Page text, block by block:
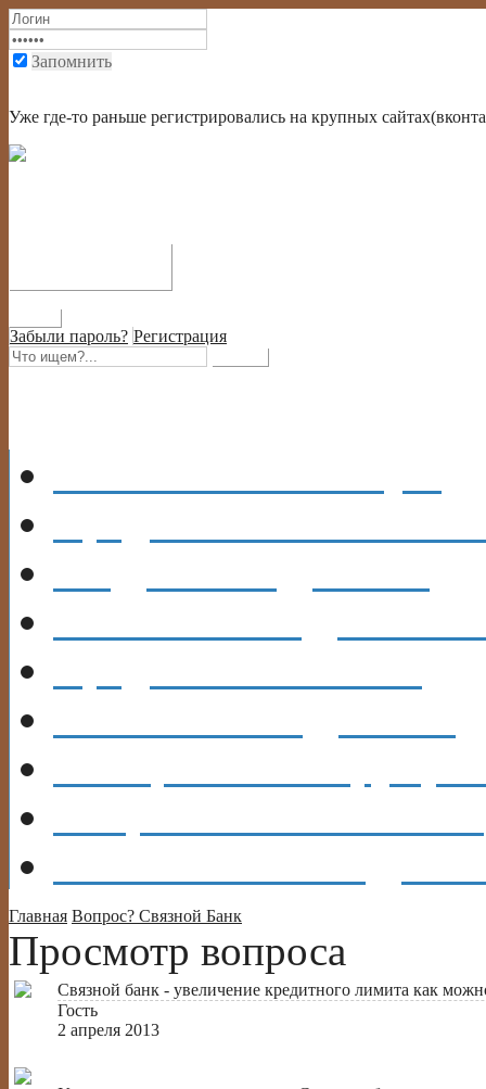
Запомнить
Уже где-то раньше регистрировались на крупных
Забыли пароль? Регистрация
Главная Вопрос? Связной Банк
Просмотр вопроса
Связной банк - увеличение кредитного лимита как
Гость
2 апреля 2013